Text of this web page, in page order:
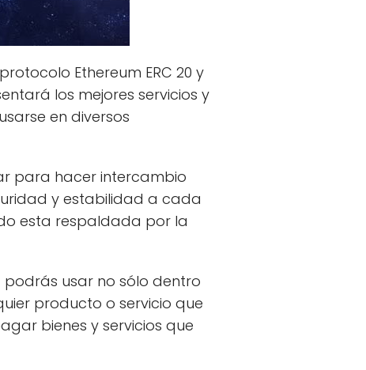
Ethereum ERC 20 y
los mejores servicios y
en diversos
para hacer intercambio
y estabilidad a cada
esta respaldada por la
usar no sólo dentro
producto o servicio que
bienes y servicios que